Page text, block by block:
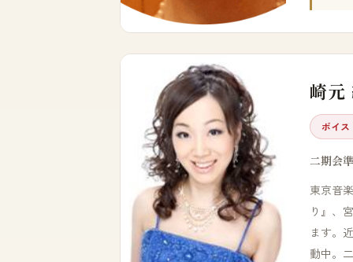
崎元
ボイス
二期会
東京音
り』、
ます。
動中。